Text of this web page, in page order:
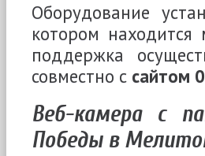
Оборудование
котором находится
поддержка
совместно с сайтом
Веб-камера с
Победы в